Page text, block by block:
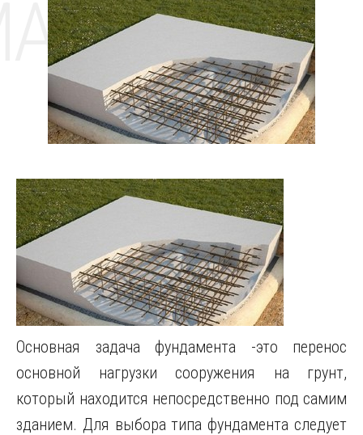
Основная задача фундамента -это перенос
основной нагрузки сооружения на грунт,
который находится непосредственно под самим
зданием. Для выбора типа фундамента следует